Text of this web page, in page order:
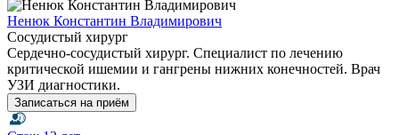
Ненюк Константин Владимирович
Сосудистый хирург
Сердечно-сосудистый хирург. Специалист по лечению
критической ишемии и гангрены нижних конечностей. Врач
УЗИ диагностики.
Записаться на приём